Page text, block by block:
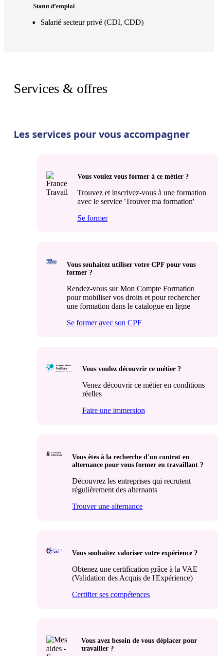
Statut d’emploi
Salarié secteur privé (CDI, CDD)
Services & offres
Les services pour vous accompagner
Vous voulez vous former à ce métier ?
Trouvez et inscrivez-vous à une formation
avec le service 'Trouver ma formation'
Se former
Vous souhaitez utiliser votre CPF pour vous
former ?
Rendez-vous sur Mon Compte Formation
pour mobiliser vos droits et pour rechercher
une formation dans le catalogue en ligne
Se former avec son CPF
Vous voulez découvrir ce métier ?
Venez découvrir ce métier en conditions
réelles
Faire une immersion
Vous êtes à la recherche d'un contrat en
alternance pour vous former en travaillant ?
Découvrez les entreprises qui recrutent
régulièrement des alternants
Trouver une alternance
Vous souhaitez valoriser votre expérience ?
Obtenez une certification grâce à la VAE
(Validation des Acquis de l'Expérience)
Certifier ses compétences
Vous avez besoin de vous déplacer pour
travailler ?